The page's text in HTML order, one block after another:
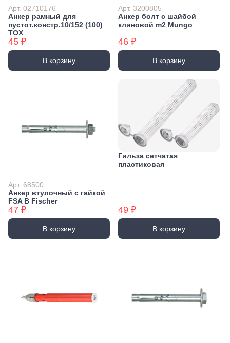
Арт. 02710176
Анкер рамный для
пустот.констр.10/152 (100)
TOX
45 ₽
В корзину
Арт. 3200805
Анкер болт с шайбой
клиновой m2 Mungo
46 ₽
В корзину
Арт. 68500
Анкер втулочный с гайкой
FSA В Fischer
47 ₽
В корзину
Гильза сетчатая
пластиковая
49 ₽
В корзину